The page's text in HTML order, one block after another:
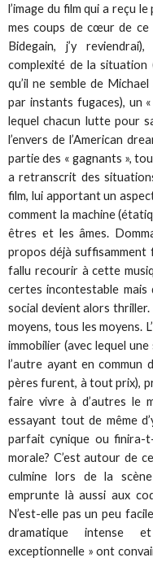
l’image du film qui a reçu
mes coups de cœur de ce
Bidegain, j’y
complexité de la situation
qu’il ne semble de
par instants fugaces), un
lequel chacun lutte pour
l’envers de l’American
partie des « gagnants »,
a retranscrit des
film, lui apportant un
comment la machine
êtres et les âmes.
propos déjà
fallu recourir à cette
certes incontestable
social devient alors thriller.
moyens, tous les moyens.
immobilier (avec lequel
l’autre ayant en commun
pères furent, à tout prix),
faire vivre à d’autres le
essayant tout de même
parfait cynique ou finira-
morale? C’est autour de
culmine lors de la
emprunte là aussi aux
N’est-elle pas un peu
dramatique intense
exceptionnelle » ont